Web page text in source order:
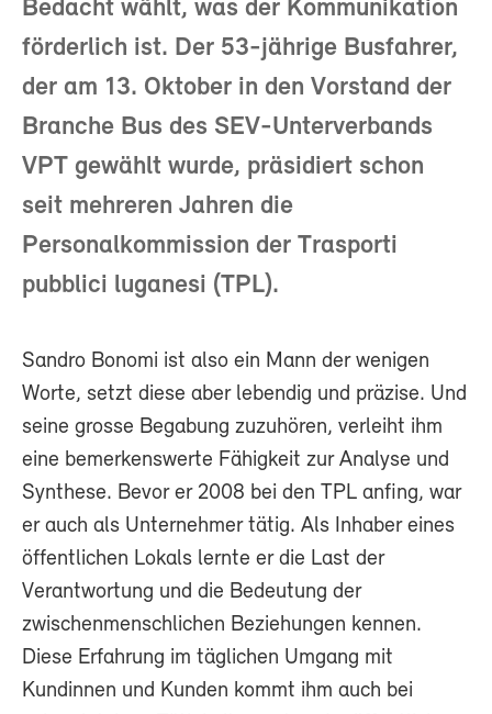
Bedacht wählt, was der Kommunikation
förderlich ist. Der 53-jährige Busfahrer,
der am 13. Oktober in den Vorstand der
Branche Bus des SEV-Unterverbands
VPT gewählt wurde, präsidiert schon
seit mehreren Jahren die
Personalkommission der Trasporti
pubblici luganesi (TPL).
Sandro Bonomi ist also ein Mann der wenigen
Worte, setzt diese aber lebendig und präzise. Und
seine grosse Begabung zuzuhören, verleiht ihm
eine bemerkenswerte Fähigkeit zur Analyse und
Synthese. Bevor er 2008 bei den TPL anfing, war
er auch als Unternehmer tätig. Als Inhaber eines
öffentlichen Lokals lernte er die Last der
Verantwortung und die Bedeutung der
zwischenmenschlichen Beziehungen kennen.
Diese Erfahrung im täglichen Umgang mit
Kundinnen und Kunden kommt ihm auch bei